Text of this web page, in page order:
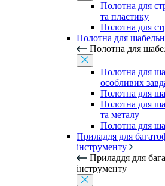
Полотна для
та пластику
Полотна для
Полотна для
Полотна для
Полотна для
особливих
Полотна для
Полотна для
та металу
Полотна для
Приладдя для
інструменту
Приладдя для
інструменту